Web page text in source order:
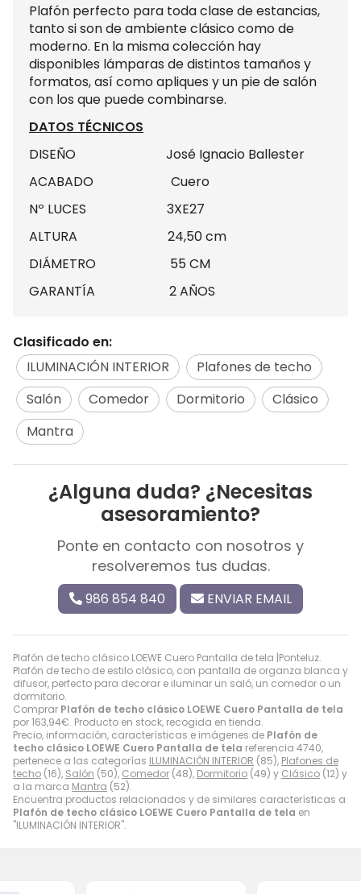
Plafón de techo clásico LOEWE Cuero Pantalla de tela |Ponteluz.
Plafón de techo de estilo clásico, con pantalla de organza blanca y
difusor, perfecto para decorar e iluminar un saló, un comedor o un
dormitorio.
Comprar Plafón de techo clásico LOEWE Cuero Pantalla de tela
por163,94€. Producto en stock, recogida en tienda.
Precio, información, características e imágenes de Plafón de
techo clásico LOEWE Cuero Pantalla de tela referencia 4740,
pertenece a las categorías ILUMINACIÓN INTERIOR (85), Plafones de
techo (16), Salón (50), Comedor (48), Dormitorio (49) y Clásico (12) y
a la marca Mantra (52).
Encuentra productos relacionados y de similares características a
Plafón de techo clásico LOEWE Cuero Pantalla de tela en
"ILUMINACIÓN INTERIOR".
Plafón perfecto para toda clase de estancias,
tanto si son de ambiente clásico como de
moderno. En la misma colección hay
disponibles lámparas de distintos tamaños y
formatos, así como apliques y un pie de salón
con los que puede combinarse.
DATOS TÉCNICOS
DISEÑO José Ignacio Ballester
ACABADO Cuero
Nº LUCES 3XE27
ALTURA 24,50 cm
DIÁMETRO 55 CM
GARANTÍA 2 AÑOS
Clasificado en:
ILUMINACIÓN INTERIOR
Plafones de techo
Salón
Comedor Dormitorio
Clásico
Mantra
¿Alguna duda? ¿Necesitas
asesoramiento?
Ponte en contacto con nosotros y
resolveremos tus dudas.
986 854 840 ENVIAR EMAIL